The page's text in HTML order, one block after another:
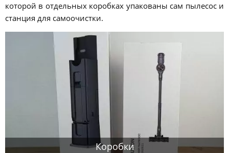
которой в отдельных коробках упакованы сам пылесос и
станция для самоочистки.
Коробки